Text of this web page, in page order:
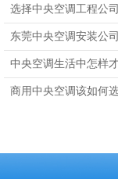
选择中央空调工程公
东莞中央空调安装公
中央空调生活中怎样
商用中央空调该如何